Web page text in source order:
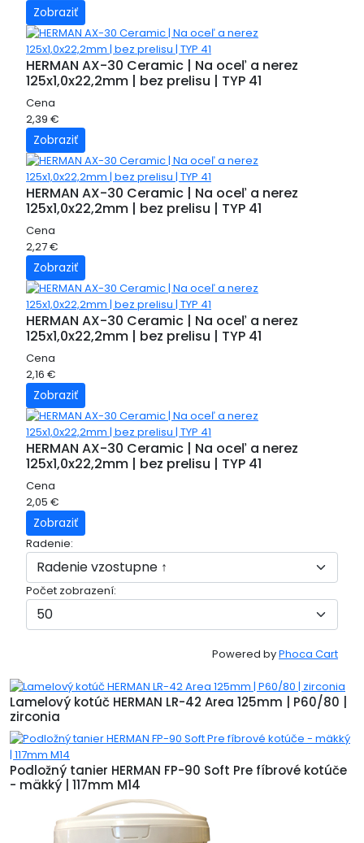
Zobraziť
HERMAN AX-30 Ceramic | Na oceľ a nerez
125x1,0x22,2mm | bez prelisu | TYP 41
Cena
2,39 €
Zobraziť
HERMAN AX-30 Ceramic | Na oceľ a nerez
125x1,0x22,2mm | bez prelisu | TYP 41
Cena
2,27 €
Zobraziť
HERMAN AX-30 Ceramic | Na oceľ a nerez
125x1,0x22,2mm | bez prelisu | TYP 41
Cena
2,16 €
Zobraziť
HERMAN AX-30 Ceramic | Na oceľ a nerez
125x1,0x22,2mm | bez prelisu | TYP 41
Cena
2,05 €
Zobraziť
Radenie:
Počet zobrazení:
Powered byPhoca Cart
Lamelový kotúč HERMAN LR-42 Area 125mm | P60/80 |
zirconia
Podložný tanier HERMAN FP-90 Soft Pre fíbrové kotúče
- mäkký | 117mm M14